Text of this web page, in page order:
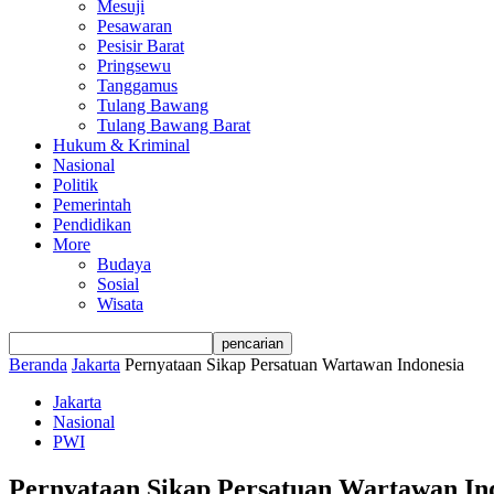
Mesuji
Pesawaran
Pesisir Barat
Pringsewu
Tanggamus
Tulang Bawang
Tulang Bawang Barat
Hukum & Kriminal
Nasional
Politik
Pemerintah
Pendidikan
More
Budaya
Sosial
Wisata
Beranda Jakarta Pernyataan Sikap Persatuan Wartawan Indonesia
Jakarta
Nasional
PWI